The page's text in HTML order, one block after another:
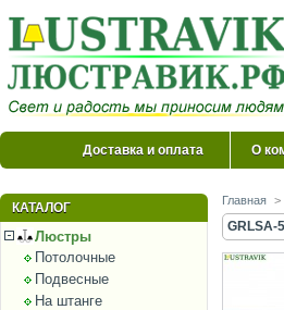
Доставка и оплата О
КАТАЛОГ
Люстры
Потолочные
Подвесные
На штанге
Главная >
GRLSA-